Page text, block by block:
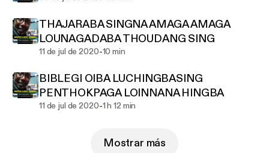
THAJARABA SINGNA AMAGA AMAGA
LOUNAGADABA THOUDANG SING
11 de jul de 2020-10 min
BIBLEGI OIBA LUCHINGBASING
PENTHOKPAGA LOINNANA HINGBA
11 de jul de 2020-1 h 12 min
Mostrar más